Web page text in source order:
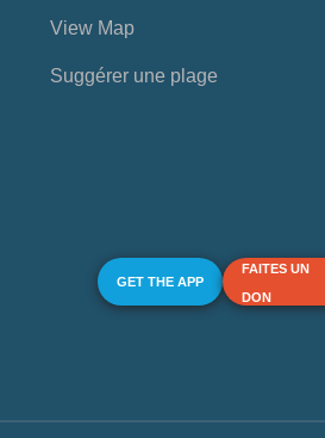
View Map
Suggérer une plage
GET THE APP
FAITES UN
DON